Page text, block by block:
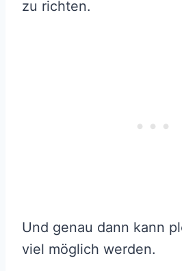
zu richten.
Und genau dann kann
viel möglich werden.